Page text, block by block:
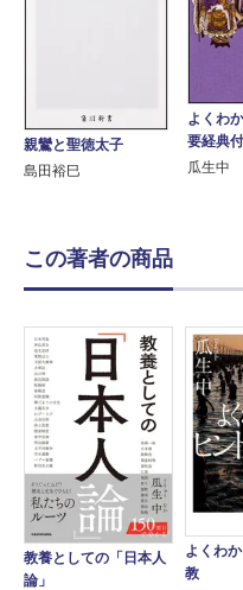
親鸞と聖徳太子
島田裕巳
よくわ
要経典
瓜生中
この著者の商品
教養としての「日本人
論」
よくわ
教